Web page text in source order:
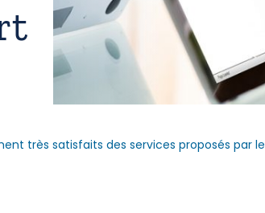
très satisfaits des services proposés par le